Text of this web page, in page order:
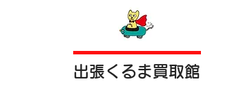
出張くるま買取館